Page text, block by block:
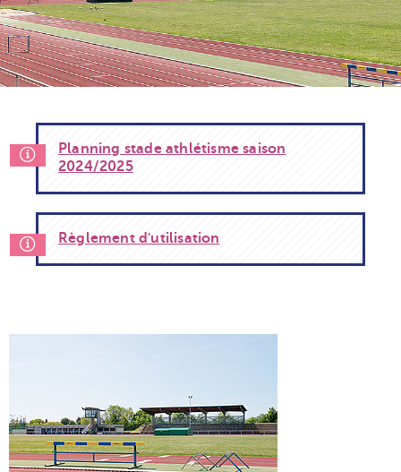
Planning stade athlétisme saison
2024/2025
Règlement d'utilisation